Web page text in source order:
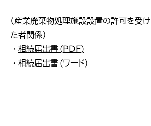
（産業廃棄物処理施設設置の許可を受け
た者関係）
・ 相続届出書 (ＰＤＦ)
・ 相続届出書 (ワード)